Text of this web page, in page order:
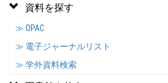
資料を探す
≫ OPAC
≫ 電子ジャーナルリスト
≫ 学外資料検索